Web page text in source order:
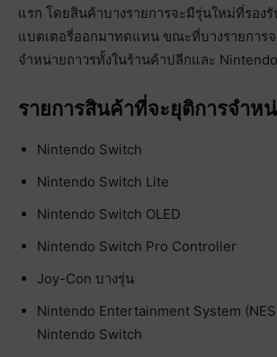
แรก โดยสินค้าบางรายการจะมีรุ่นใหม่ที่รอง
แบตเตอรี่ออกมาทดแทน ขณะที่บางรายการจ
จำหน่ายถาวรทั้งในร้านค้าปลีกและ
รายการสินค้าที่จะยุติการจำห
Nintendo Switch
Nintendo Switch Lite
Nintendo Switch OLED
Nintendo Switch Pro Controller
Joy-Con บางรุ่น
Nintendo Entertainment System
Nintendo Switch